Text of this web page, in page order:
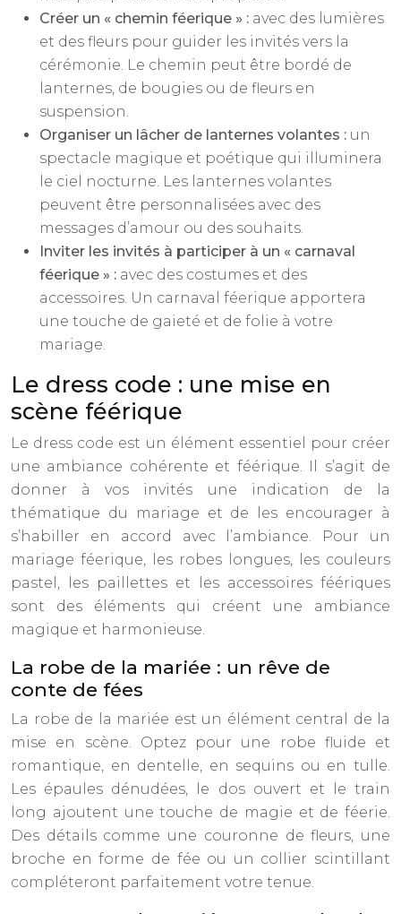
Créer un « chemin féerique » : avec des lumières
et des fleurs pour guider les invités vers la
cérémonie. Le chemin peut être bordé de
lanternes, de bougies ou de fleurs en
suspension.
Organiser un lâcher de lanternes volantes : un
spectacle magique et poétique qui illuminera
le ciel nocturne. Les lanternes volantes
peuvent être personnalisées avec des
messages d’amour ou des souhaits.
Inviter les invités à participer à un « carnaval
féerique » : avec des costumes et des
accessoires. Un carnaval féerique apportera
une touche de gaieté et de folie à votre
mariage.
Le dress code : une mise en
scène féérique
Le dress code est un élément essentiel pour créer
une ambiance cohérente et féérique. Il s’agit de
donner à vos invités une indication de la
thématique du mariage et de les encourager à
s’habiller en accord avec l’ambiance. Pour un
mariage féerique, les robes longues, les couleurs
pastel, les paillettes et les accessoires féériques
sont des éléments qui créent une ambiance
magique et harmonieuse.
La robe de la mariée : un rêve de
conte de fées
La robe de la mariée est un élément central de la
mise en scène. Optez pour une robe fluide et
romantique, en dentelle, en sequins ou en tulle.
Les épaules dénudées, le dos ouvert et le train
long ajoutent une touche de magie et de féerie.
Des détails comme une couronne de fleurs, une
broche en forme de fée ou un collier scintillant
compléteront parfaitement votre tenue.